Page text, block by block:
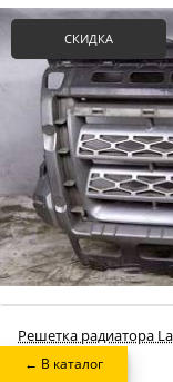
← В каталог
СКИДКА
Решетка радиатора
(091641СВ)